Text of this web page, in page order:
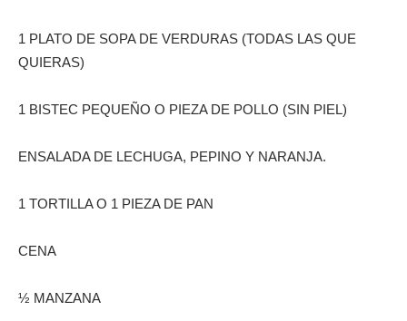
1 PLATO DE SOPA DE VERDURAS (TODAS LAS QUE
QUIERAS)
1 BISTEC PEQUEÑO O PIEZA DE POLLO (SIN PIEL)
ENSALADA DE LECHUGA, PEPINO Y NARANJA.
1 TORTILLA O 1 PIEZA DE PAN
CENA
½ MANZANA